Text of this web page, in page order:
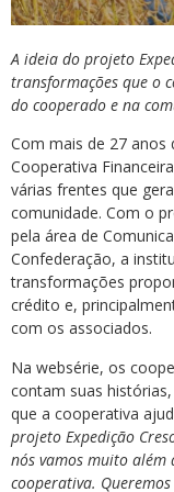
A ideia do projeto
transformações que o
do cooperado e na
Com mais de 27 anos
Cooperativa
várias frentes que
comunidade. Com o
pela área de
Confederação, a
transformações
crédito e,
com os associados.
Na websérie, os
contam suas
que a cooperativa
projeto Expedição
nós vamos muito
cooperativa.